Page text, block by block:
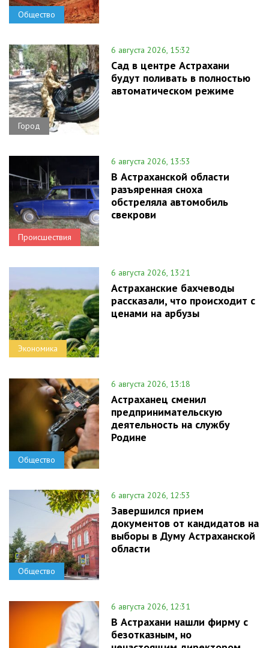
Общество
Город
6 августа 2026, 15:32
Сад в центре Астрахани
будут поливать в полностью
автоматическом режиме
Происшествия
6 августа 2026, 13:53
В Астраханской области
разъяренная сноха
обстреляла автомобиль
свекрови
Экономика
6 августа 2026, 13:21
Астраханские бахчеводы
рассказали, что происходит с
ценами на арбузы
Общество
6 августа 2026, 13:18
Астраханец сменил
предпринимательскую
деятельность на службу
Родине
Общество
6 августа 2026, 12:53
Завершился прием
документов от кандидатов на
выборы в Думу Астраханской
области
6 августа 2026, 12:31
В Астрахани нашли фирму с
безотказным, но